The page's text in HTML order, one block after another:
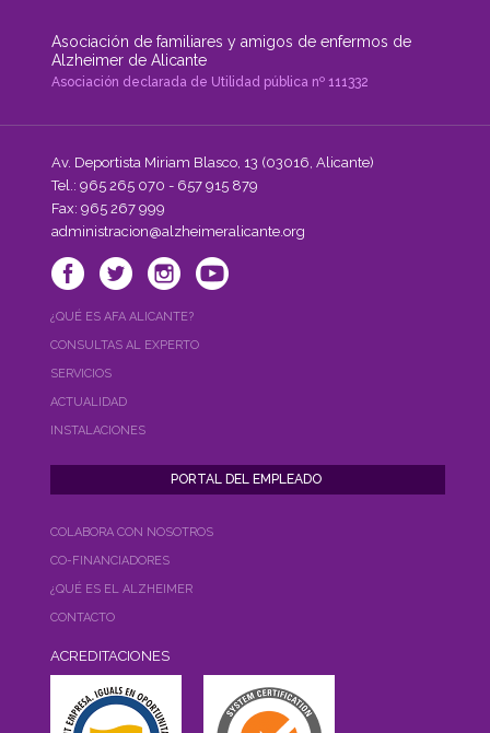
Asociación de familiares y amigos de enfermos de
Alzheimer de Alicante
Asociación declarada de Utilidad pública nº 111332
Av. Deportista Miriam Blasco, 13 (03016, Alicante)
Tel.: 965 265 070 - 657 915 879
Fax: 965 267 999
administracion@alzheimeralicante.org
¿QUÉ ES AFA ALICANTE?
CONSULTAS AL EXPERTO
SERVICIOS
ACTUALIDAD
INSTALACIONES
COLABORA CON NOSOTROS
CO-FINANCIADORES
¿QUÉ ES EL ALZHEIMER
CONTACTO
ACREDITACIONES